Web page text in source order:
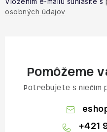
osobných údajov
Pomôžeme
Potrebujete s niečím
+421